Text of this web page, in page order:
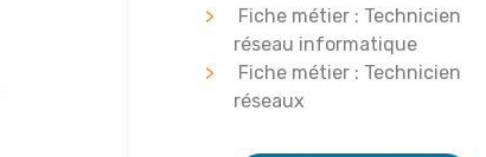
Fiche métier : Technicien
réseau informatique
Fiche métier : Technicien
réseaux